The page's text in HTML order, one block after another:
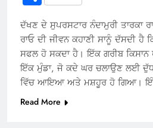
ਦੱਖਣ ਦੇ ਸੁਪਰਸਟਾਰ ਨੰਦਾਮੁਰੀ ਤਾਰਕਾ
ਰਾਓ ਦੀ ਜੀਵਨ ਕਹਾਣੀ ਸਾਨੂੰ ਦੱਸਦੀ ਹੈ
ਸਫਲ ਹੋ ਸਕਦਾ ਹੈ। ਇੱਕ ਗਰੀਬ ਕਿਸਾਨ
ਇੱਕ ਮੁੰਡਾ, ਜੋ ਕਦੇ ਘਰ ਚਲਾਉਣ ਲਈ ਦੁੱਧ
ਵਿੱਚ ਆਇਆ ਅਤੇ ਮਸ਼ਹੂਰ ਹੋ ਗਿਆ।
Read More